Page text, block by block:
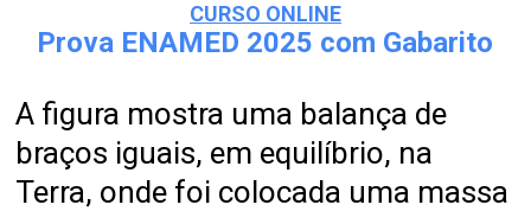
CURSO ONLINE
Prova ENAMED 2025 com Gabarito
A figura mostra uma balança de
braços iguais, em equilíbrio, na
Terra, onde foi colocada uma massa